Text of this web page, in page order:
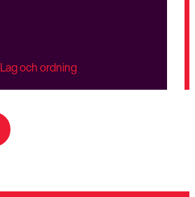
Lag och ordning